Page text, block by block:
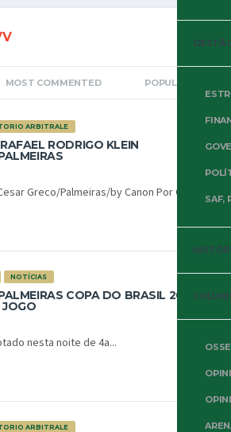
SAF,
MOST COMMENTED POPULAR
ARBITRALE
RODRIGO KLEIN
Greco/Palmeiras/by Canon Por Oiti...
NOTÍCIAS
COPA DO BRASIL 2026
nesta noite de 4a...
ARBITRALE